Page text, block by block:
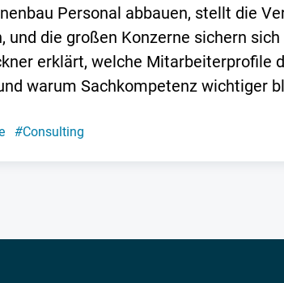
Personal abbauen, stellt die
und die großen Konzerne sichern
erklärt, welche Mitarbeiterprofile
warum Sachkompetenz wichtiger
#Consulting